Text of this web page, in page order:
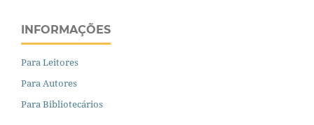
INFORMAÇÕES
Para Leitores
Para Autores
Para Bibliotecários